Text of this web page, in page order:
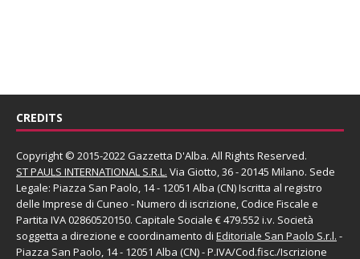
CREDITS
Copyright © 2015-2022 Gazzetta D'Alba. All Rights Reserved.
ST PAULS INTERNATIONAL S.R.L. Via Giotto, 36 - 20145 Milano. Sede
Legale: Piazza San Paolo, 14 - 12051 Alba (CN) Iscritta al registro
delle Imprese di Cuneo - Numero di iscrizione, Codice Fiscale e
Partita IVA 02860520150. Capitale Sociale € 479.552 i.v. Società
soggetta a direzione e coordinamento di Editoriale San Paolo S.r.l. -
Piazza San Paolo, 14 - 12051 Alba (CN) - P.IVA/Cod.fisc./Iscrizione